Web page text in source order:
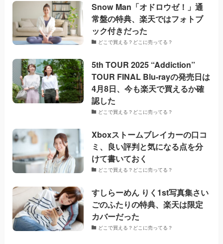
Snow Man「オドロウゼ！」通
常盤の特典、楽天ではフォトブ
ック付きだった
どこで買える？どこに売ってる？
5th TOUR 2025 “Addiction”
TOUR FINAL Blu-rayの発売日は
4月8日、今も楽天で買えるか確
認した
どこで買える？どこに売ってる？
Xboxストームブレイカーの口コ
ミ、良い評判と気になる点を分
けて書いておく
どこで買える？どこに売ってる？
すしらーめん りく1st写真集さい
ごのふたりの特典、楽天は限定
カバーだった
どこで買える？どこに売ってる？